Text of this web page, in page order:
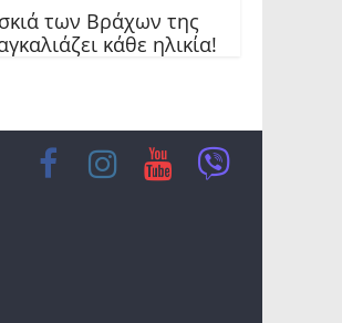
των Βράχων της
κάθε ηλικία!